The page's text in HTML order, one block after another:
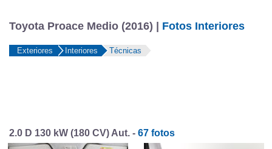
Toyota Proace Medio (2016) | Fotos Interiores
Exteriores Interiores Técnicas
2.0 D 130 kW (180 CV) Aut. - 67 fotos